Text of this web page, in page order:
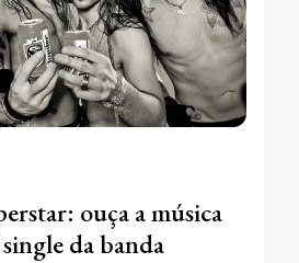
ouça a música
da banda